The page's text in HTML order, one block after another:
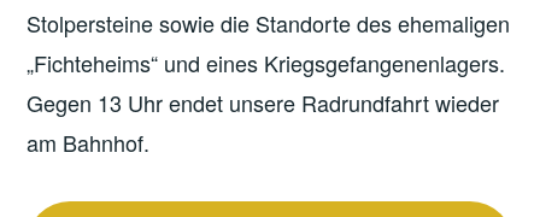
Stolpersteine sowie die Standorte des ehemaligen
„Fichteheims“ und eines Kriegsgefangenenlagers.
Gegen 13 Uhr endet unsere Radrundfahrt wieder
am Bahnhof.